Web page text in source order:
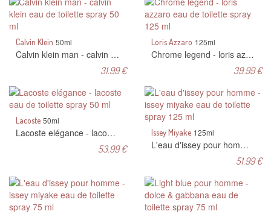
Calvin Klein 50ml
Calvin klein man - calvin klein eau de toilette spray 50 ml
31.99 €
Loris Azzaro 125ml
Chrome legend - loris azzaro eau de toilette spray 125 ml
39.99 €
Lacoste 50ml
Lacoste elégance - lacoste eau de toilette spray 50 ml
53.99 €
Issey Miyake 125ml
L'eau d'issey pour homme - issey miyake eau de toilette spray 125 ml
51.99 €